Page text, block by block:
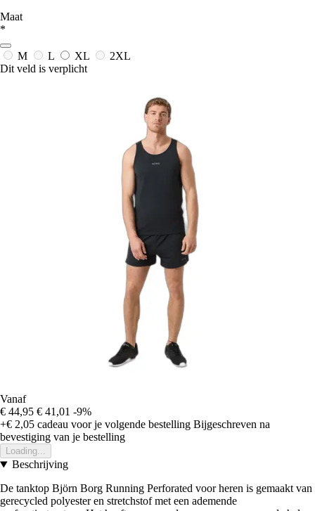
Maat
*
M L XL
2XL
Dit veld is verplicht
Vanaf
€ 44,95 € 41,01 -9%
+€ 2,05 cadeau voor je volgende bestelling Bijgeschreven na
bevestiging van je bestelling
Loading...
Beschrijving
De tanktop Björn Borg Running Perforated voor heren is gemaakt van
gerecycled polyester en stretchstof met een ademende